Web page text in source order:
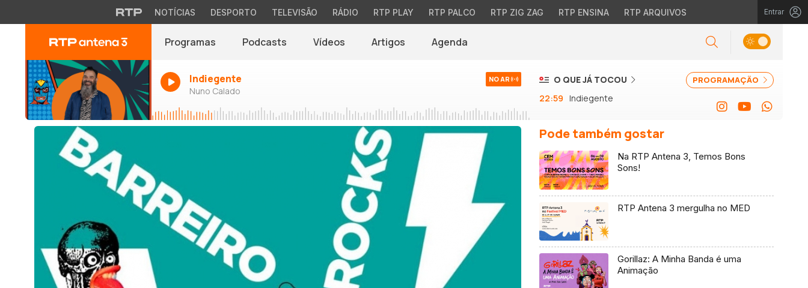
NOTÍCIAS DESPORTO TELEVISÃO RÁDIO RTP PLAY RTP PALCO RTP ZIG ZAG RTP ENSINA RTP ARQUIVOS Entrar
Programas Podcasts Vídeos Artigos Agenda
Indiegente
Nuno Calado
NO AR PROGRAMAÇÃO
O QUE JÁ TOCOU
22:59 Indiegente
Pode também gostar
Na RTP Antena 3, Temos Bons
Sons!
RTP Antena 3 mergulha no MED
Gorillaz: A Minha Banda é uma
Animação